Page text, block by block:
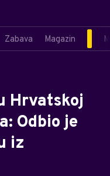
Zabava Magazin
Hrvatskoj
Odbio je
iz